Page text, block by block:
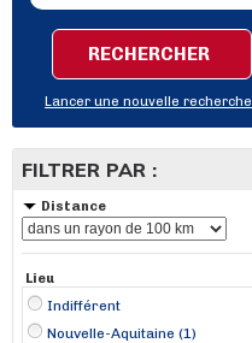
RECHERCHER
Lancer une nouvelle recherche
FILTRER PAR :
Distance
Lieu
Indifférent
Nouvelle-Aquitaine (1)